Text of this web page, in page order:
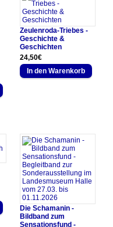
Zeulenroda-Triebes -
Geschichte &
Geschichten
24,50€
Die Schamanin -
Bildband zum
Sensationsfund -